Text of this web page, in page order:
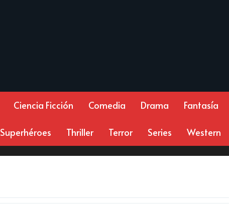
Ciencia Ficción Comedia Drama Fantasía
Superhéroes Thriller Terror Series Western